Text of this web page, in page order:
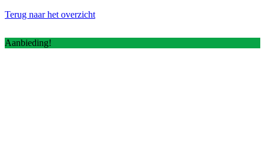
Terug naar het overzicht
Aanbieding!